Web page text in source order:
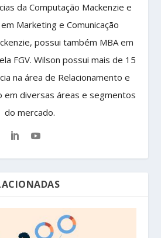
da Computação Mackenzie e
Marketing e Comunicação
possui também MBA em
FGV. Wilson possui mais de 15
na área de Relacionamento e
em diversas áreas e segmentos
do mercado.